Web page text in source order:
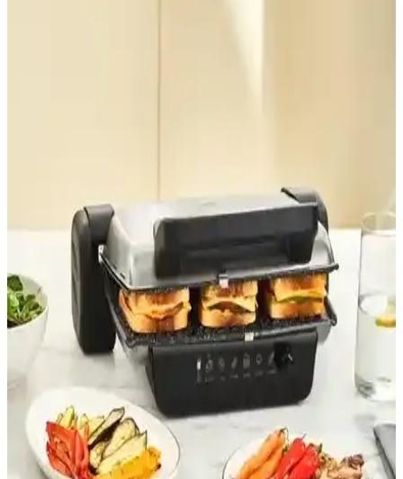
kapasite ve şık tasarımıyla günlük mutfak ihtiyaçlarını karşılar, kolay
kullanım ve temizlik sağlar.
Korkmaz Tostema Azura Maxi: Çok Fonksiyonlu,
Şık ve Güçlü Tost Makinesi Tanıtımı
Korkmaz Tostema Azura Maxi, yüksek güç, çok fonksiyon ve şık
tasarımıyla mutfakta pratiklik sağlar. Izgara, kızartma ve tost
özellikleriyle öne çıkar, kolay temizlenir ve dayanıklıdır.
Sinbo SSM 2571 ve Vestel Sefa T2002 Kırmızı Tost
Makinesi Karşılaştırması ve Özellikleri
Sinbo SSM 2571 ve Vestel Sefa T2002 tost makineleri güç, tasarım
ve performans açısından karşılaştırıldı. Kullanıcı yorumlarıyla
dayanıklılık ve kullanım kolaylığı değerlendirildi.